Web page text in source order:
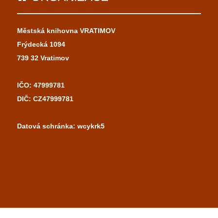
Městská knihovna VRATIMOV
Frýdecká 1094
739 32 Vratimov
IČO: 47999781
DIČ: CZ47999781
Datová schránka: wcykrk5